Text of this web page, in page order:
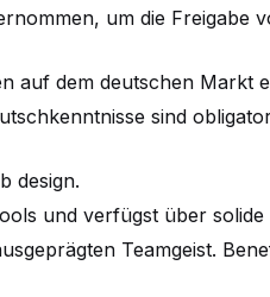
um die
auf dem deutschen Markt
sind
design.
und verfügst über
Teamgeist.